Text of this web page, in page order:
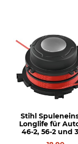
Stihl
Longlife für
46-2, 56-2 und